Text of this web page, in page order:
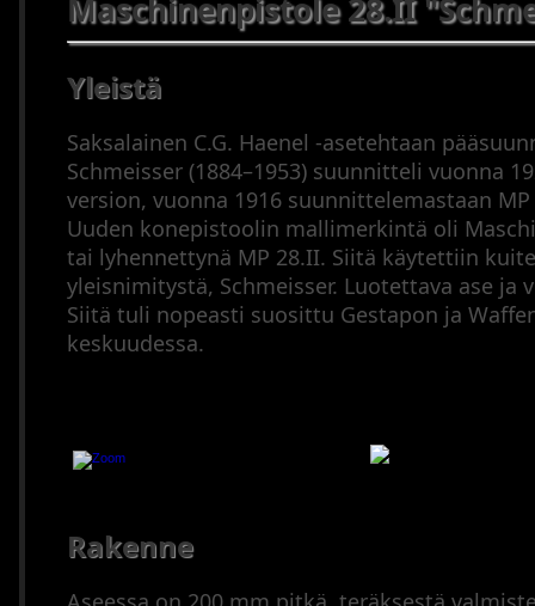
(2000–
2023
Pienoiskiväärit
Puoliautomaatit
(1900–
1945)
Puoliautomaatit
(1946–
2023)
Sarjatuliaseet
(1900–
1945)
Sarjatuliaseet
Haulikot
Arkisto
Äänenvaimentimet
Maschinenpistole 28.II
Yleistä
Saksalainen C.G. Haenel -asetehtaan
Schmeisser (1884–1953) suunnitteli vuonna
version, vuonna 1916 suunnittelemastaan
Uuden konepistoolin mallimerkintä oli
tai lyhennettynä MP 28.II. Siitä käytettiin
yleisnimitystä, Schmeisser. Luotettava ase ja
Siitä tuli nopeasti suosittu Gestapon ja
keskuudessa.
Rakenne